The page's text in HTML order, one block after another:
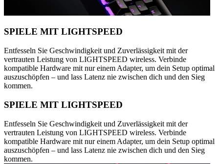
SPIELE MIT LIGHTSPEED
Entfesseln Sie Geschwindigkeit und Zuverlässigkeit mit der
vertrauten Leistung von LIGHTSPEED wireless. Verbinde
kompatible Hardware mit nur einem Adapter, um dein Setup optimal
auszuschöpfen – und lass Latenz nie zwischen dich und den Sieg
kommen.
SPIELE MIT LIGHTSPEED
Entfesseln Sie Geschwindigkeit und Zuverlässigkeit mit der
vertrauten Leistung von LIGHTSPEED wireless. Verbinde
kompatible Hardware mit nur einem Adapter, um dein Setup optimal
auszuschöpfen – und lass Latenz nie zwischen dich und den Sieg
kommen.